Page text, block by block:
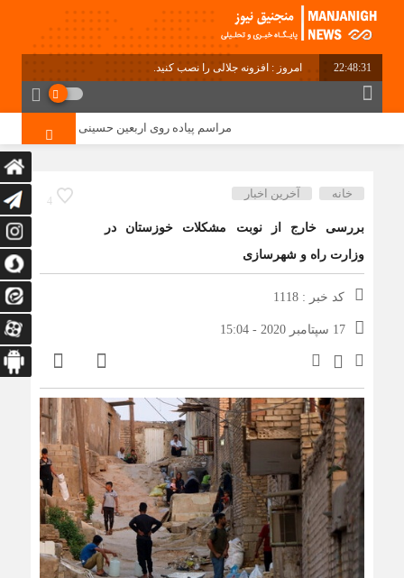
22:48:32 امروز : افزونه جلالی را نصب کنید.
مراسم پیاده روی اربعین حسینی در دهستان
4
خانه آخرین اخبار
بررسی خارج از نوبت مشکلات خوزستان در
وزارت راه و شهرسازی
کد خبر : 1118
17 سپتامبر 2020 - 15:04